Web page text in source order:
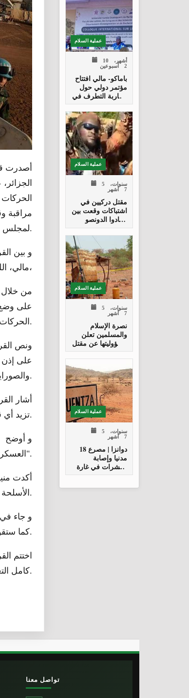
أصدرت
الحركات
لمجلس الأمن الدولي.
مالي، اللواء/ مايكل لوليسجارد،
على وضع
الحركات.
ونص
والصورايخ.
أشار
تزيد أي قافلة لهم عن خمسة مركبات.
و أوضح
العسكرية إذا لزم الأمر".
أكدت
الأسلحة الثقيلة والمركبات التي لا تتوافق مع المسموح به بناءا على التدابير المذكورة في القرار.
و جاء
كما ستقوم بإحصاء الأسلحة والمركبات المتحركة و التقاط صورها أثناء مرورها.
اختتم
كامل التعاون واحترام تلك التدبير.
عملية السلام
10 أشهر،
2 أسبوعين
باماكو- مالي افتتاح
مؤتمر دولي حول
محاربة التطرف في
منطقة الساحل
الافريقي
عملية السلام
5 سنوات،
7 أشهر
مقتل دركيين في
اشتباكات وقعت بين
صيادوا الدونصو
والجيش المالي
عملية السلام
5 سنوات،
7 أشهر
نصرة الإسلام
والمسلمين تعلن
مسؤوليتها عن مقتل
الجنود الفرنسيين
في مالي وتتبرأ من
هجوم القريتين في
النيجر
عملية السلام
5 سنوات،
7 أشهر
دوانزا | مصرع 18
مدنيا وإصابة
العشرات في غارة
جوية لطيران
تواصل معنا